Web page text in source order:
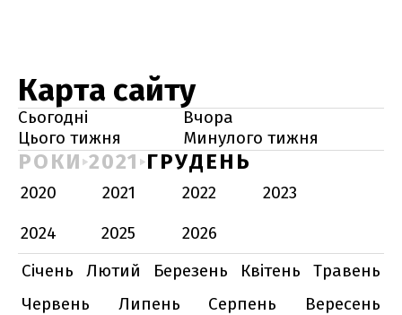
Карта сайту
Сьогодні
Вчора
Цього тижня
Минулого тижня
РОКИ 2021 ГРУДЕНЬ
2020 2021 2022
2023
2024
2025
2026
Січень
Лютий Березень Квітень
Травень
Червень
Липень Серпень
Вересень